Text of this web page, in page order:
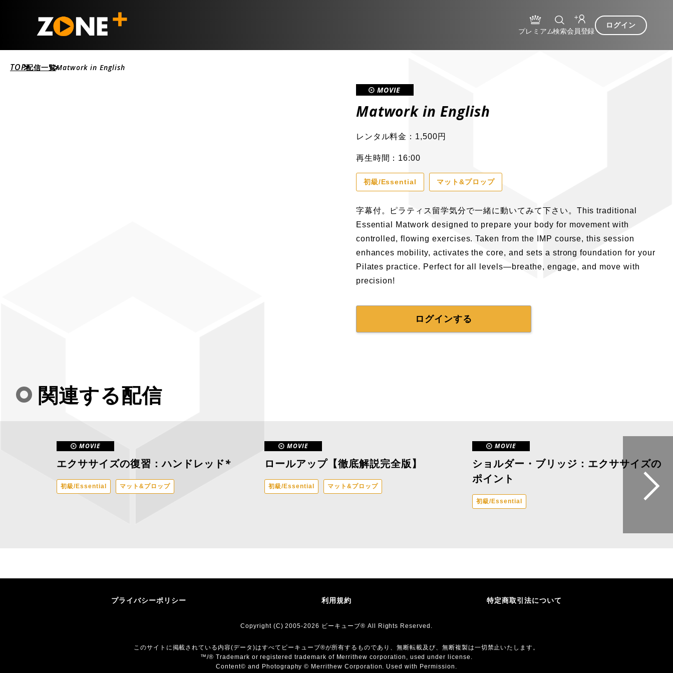
ログイン
TOP配信一覧Matwork in English
MOVIE
Matwork in English
レンタル料金：1,500円
再生時間：16:00
初級/Essential マット&プロップ
字幕付。ピラティス留学気分で一緒に動いてみて下さい。This traditional
Essential Matwork designed to prepare your body for movement with
controlled, flowing exercises. Taken from the IMP course, this session
enhances mobility, activates the core, and sets a strong foundation for your
Pilates practice. Perfect for all levels—breathe, engage, and move with
precision!
ログインする
関連する配信
MOVIE
エクササイズの復習：ハンドレッド*
初級/Essential マット&プロップ
MOVIE
ロールアップ【徹底解説完全版】
初級/Essential マット&プロップ
MOVIE
ショルダー・ブリッジ：エクササイズの
ポイント
初級/Essential
プライバシーポリシー 利用規約 特定商取引法について
Copyright (C) 2005-2026 ビーキューブ® All Rights Reserved.
このサイトに掲載されている内容(データ)はすべてビーキューブ®︎が所有するものであり、無断転載及び、無断複製は一切禁止いたします。
™/® Trademark or registered trademark of Merrithew corporation, used under license.
Content© and Photography © Merrithew Corporation. Used with Permission.